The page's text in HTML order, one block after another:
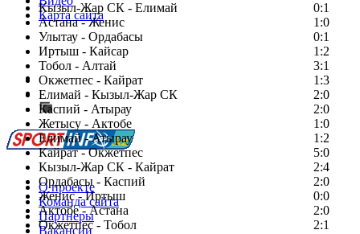
Кызыл-Жар СК - Елимай
0:1
Астана - Женис
1:0
Улытау - Ордабасы
0:1
Иртыш - Кайсар
1:2
Тобол - Алтай
3:1
Окжетпес - Кайрат
1:3
Елимай - Кызыл-Жар СК
2:0
Каспий - Атырау
2:0
Жетысу - Актобе
1:0
Елимай - Атырау
1:2
Кайрат - Окжетпес
5:0
Кызыл-Жар СК - Кайрат
2:4
Ордабасы - Каспий
2:0
Женис - Иртыш
0:0
Актобе - Астана
2:0
Окжетпес - Тобол
2:1
Карта сайта
Есть идея?
Сообщить о мероприятии
Перейти на старый сайт
О проекте
Команда сайта
Партнеры
Вакансии